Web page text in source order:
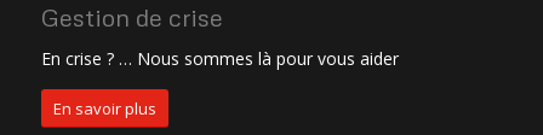
Gestion de crise
En crise ? … Nous sommes là pour vous aider
En savoir plus